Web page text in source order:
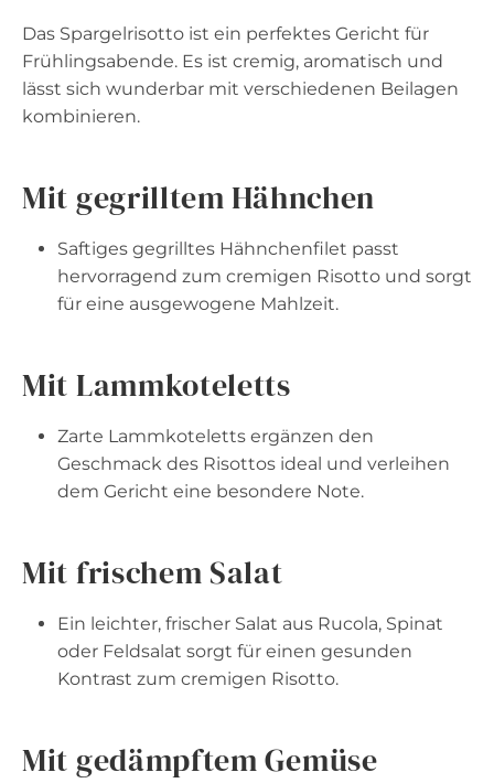
Das Spargelrisotto ist ein perfektes Gericht für
Frühlingsabende. Es ist cremig, aromatisch und
lässt sich wunderbar mit verschiedenen Beilagen
kombinieren.
Mit gegrilltem Hähnchen
Saftiges gegrilltes Hähnchenfilet passt
hervorragend zum cremigen Risotto und sorgt
für eine ausgewogene Mahlzeit.
Mit Lammkoteletts
Zarte Lammkoteletts ergänzen den
Geschmack des Risottos ideal und verleihen
dem Gericht eine besondere Note.
Mit frischem Salat
Ein leichter, frischer Salat aus Rucola, Spinat
oder Feldsalat sorgt für einen gesunden
Kontrast zum cremigen Risotto.
Mit gedämpftem Gemüse